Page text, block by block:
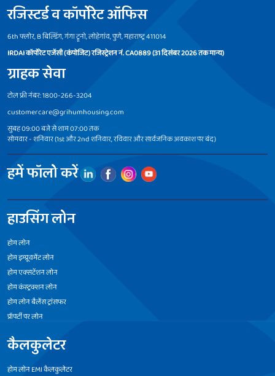
रजिस्टर्ड व कॉर्पोरेट ऑफिस
6th फ्लोर, B बिल्डिंग, गंगा ट्रूनो, लोहेगांव, पुणे, महाराष्ट्र 411014
IRDAI कॉर्पोरेट एजेंसी (कंपोजिट) रजिस्ट्रेशन नं. CA0889 (31 दिसंबर 2026 तक मान्य)
ग्राहक सेवा
टोल फ्री नंबर: 1800-266-3204
customercare@grihumhousing.com
सुबह 09:00 बजे से शाम 07:00 तक
सोमवार - शनिवार (1st और 2nd शनिवार, रविवार और सार्वजनिक अवकाश पर बंद)
हमें फॉलो करें
हाउसिंग लोन
होम लोन
होम इम्प्रूवमेंट लोन
होम एक्सटेंशन लोन
होम कंस्ट्रक्शन लोन
होम लोन बैलेंस ट्रांसफर
प्रॉपर्टी पर लोन
कैलकुलेटर
होम लोन EMI कैलकुलेटर